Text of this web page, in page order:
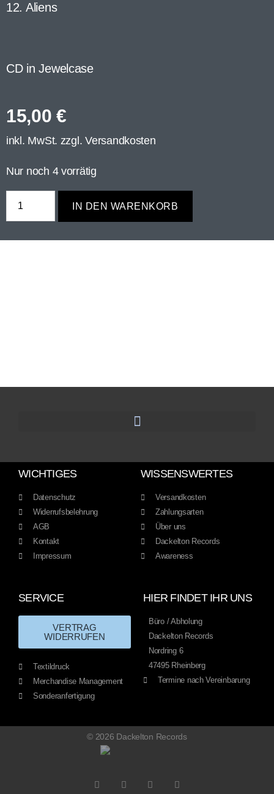
12. Aliens
CD in Jewelcase
15,00€
inkl. MwSt. zzgl.Versandkosten
Nur noch 4 vorrätig
IN DEN WARENKORB
WICHTIGES
Datenschutz
Widerrufsbelehrung
AGB
Kontakt
Impressum
WISSENSWERTES
Versandkosten
Zahlungsarten
Über uns
Dackelton Records
Awareness
SERVICE
VERTRAG
WIDERRUFEN
Textildruck
Merchandise Management
Sonderanfertigung
HIER FINDET IHR UNS
Büro / Abholung
Dackelton Records
Nordring 6
47495 Rheinberg
Termine nach Vereinbarung
© 2026 Dackelton Records